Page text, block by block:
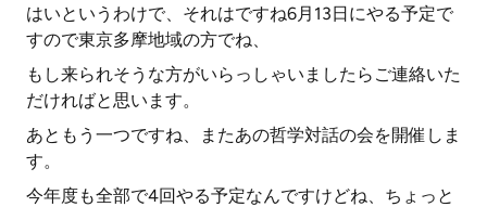
はいというわけで、それはですね6月13日にやる予定で
すので東京多摩地域の方でね、
もし来られそうな方がいらっしゃいましたらご連絡いた
だければと思います。
あともう一つですね、またあの哲学対話の会を開催しま
す。
今年度も全部で4回やる予定なんですけどね、ちょっと